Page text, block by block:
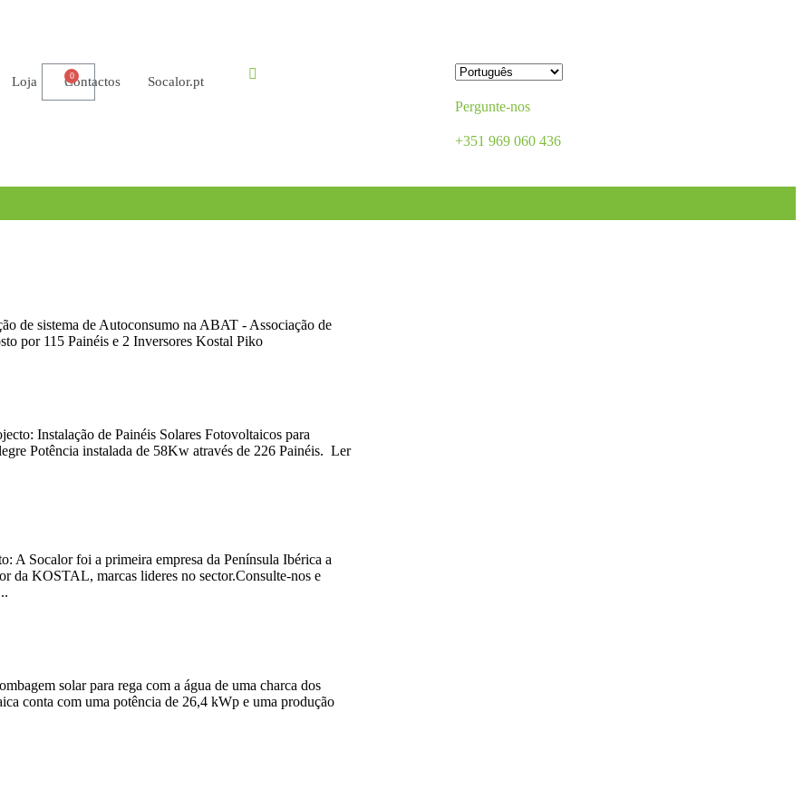
Loja Contactos Socalor.pt
Pergunte-nos
+351 969 060 436
de sistema de Autoconsumo na ABAT - Associação de
por 115 Painéis e 2 Inversores Kostal Piko
Instalação de Painéis Solares Fotovoltaicos para
Potência instalada de 58Kw através de 226 Painéis. Ler
A Socalor foi a primeira empresa da Península Ibérica a
da KOSTAL, marcas lideres no sector.Consulte-nos e
solar para rega com a água de uma charca dos
conta com uma potência de 26,4 kWp e uma produção